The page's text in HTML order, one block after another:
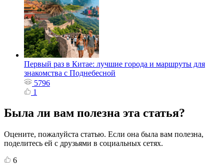
Первый раз в Китае: лучшие города и маршруты для
знакомства с Поднебесной
5796
1
Была ли вам полезна эта статья?
Оцените, пожалуйста статью. Если она была вам полезна,
поделитесь ей с друзьями в социальных сетях.
6